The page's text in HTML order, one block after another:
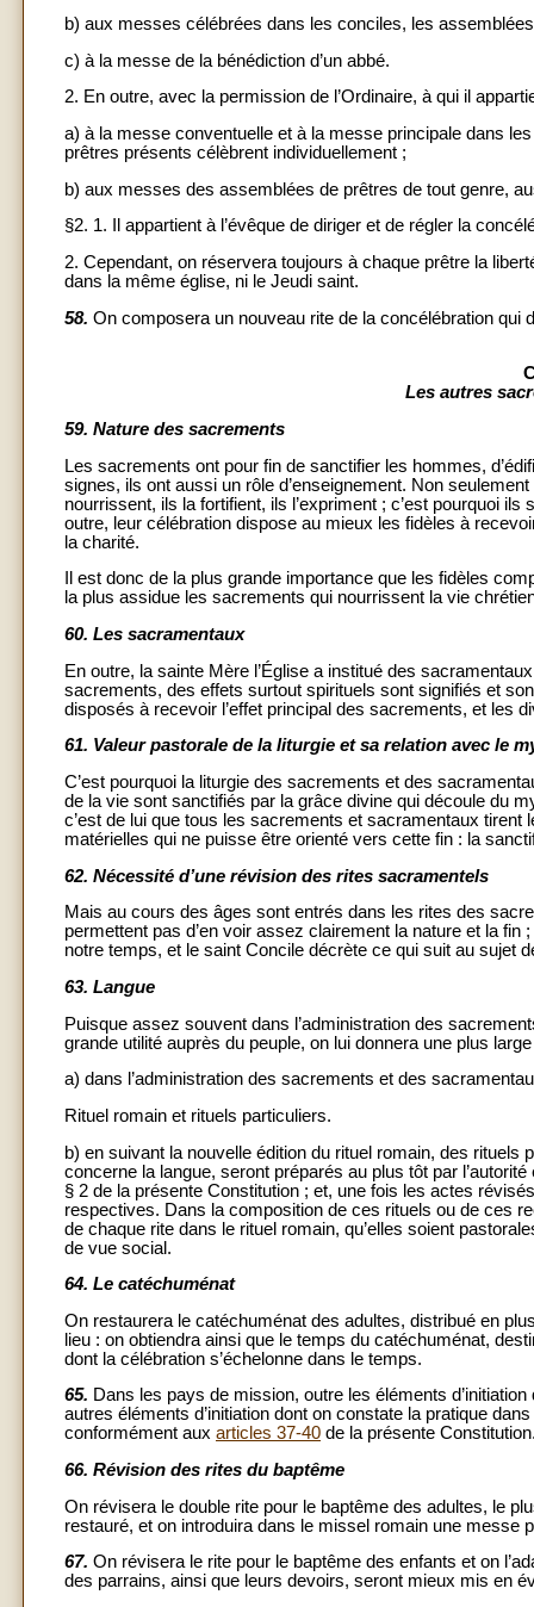
b) aux messes célébrées dans les conciles, les
c) à la messe de la bénédiction d’un abbé.
2. En outre, avec la permission de l’Ordinaire, à qui il
a) à la messe conventuelle et à la messe principale dans
prêtres présents célèbrent individuellement ;
b) aux messes des assemblées de prêtres de tout genre,
§2. 1. Il appartient à l’évêque de diriger et de régler la
2. Cependant, on réservera toujours à chaque prêtre la
dans la même église, ni le Jeudi saint.
58. On composera un nouveau rite de la concélébration
Les autres
59. Nature des sacrements
Les sacrements ont pour fin de sanctifier les hommes,
signes, ils ont aussi un rôle d’enseignement. Non
nourrissent, ils la fortifient, ils l’expriment ; c’est pourquoi
outre, leur célébration dispose au mieux les fidèles à
la charité.
Il est donc de la plus grande importance que les fidèles
la plus assidue les sacrements qui nourrissent la vie
60. Les sacramentaux
En outre, la sainte Mère l’Église a institué des
sacrements, des effets surtout spirituels sont signifiés et
disposés à recevoir l’effet principal des sacrements, et les
61. Valeur pastorale de la liturgie et sa relation avec le
C’est pourquoi la liturgie des sacrements et des
de la vie sont sanctifiés par la grâce divine qui découle du
c’est de lui que tous les sacrements et sacramentaux
matérielles qui ne puisse être orienté vers cette fin : la
62. Nécessité d’une révision des rites sacramentels
Mais au cours des âges sont entrés dans les rites des
permettent pas d’en voir assez clairement la nature et la
notre temps, et le saint Concile décrète ce qui suit au sujet
63. Langue
Puisque assez souvent dans l’administration des
grande utilité auprès du peuple, on lui donnera une plus
a) dans l’administration des sacrements et des
Rituel romain et rituels particuliers.
b) en suivant la nouvelle édition du rituel romain, des
concerne la langue, seront préparés au plus tôt par
§ 2 de la présente Constitution ; et, une fois les actes
respectives. Dans la composition de ces rituels ou de ces
de chaque rite dans le rituel romain, qu’elles soient
de vue social.
64. Le catéchuménat
On restaurera le catéchuménat des adultes, distribué en
lieu : on obtiendra ainsi que le temps du catéchuménat,
dont la célébration s’échelonne dans le temps.
65. Dans les pays de mission, outre les éléments
autres éléments d’initiation dont on constate la pratique
conformément aux articles 37-40 de la présente
66. Révision des rites du baptême
On révisera le double rite pour le baptême des adultes, le
restauré, et on introduira dans le missel romain une messe
67. On révisera le rite pour le baptême des enfants et on
des parrains, ainsi que leurs devoirs, seront mieux mis en